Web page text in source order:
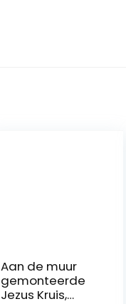
Aan de muur
gemonteerde
Jezus Kruis,